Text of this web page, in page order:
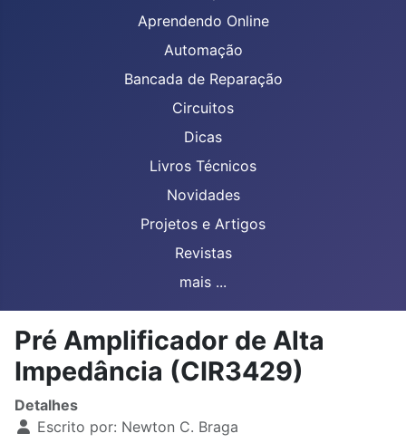
Aprendendo Online
Automação
Bancada de Reparação
Circuitos
Dicas
Livros Técnicos
Novidades
Projetos e Artigos
Revistas
mais ...
Pré Amplificador de Alta
Impedância (CIR3429)
Detalhes
Escrito por: Newton C. Braga